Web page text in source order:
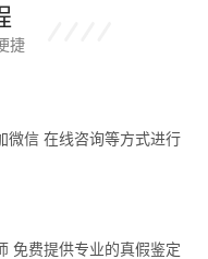
捷
微信 在线咨询等方式进行
免费提供专业的真假鉴定